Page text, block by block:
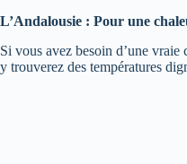
L’Andalousie : Pour une
Si vous avez besoin d’une
y trouverez des températures